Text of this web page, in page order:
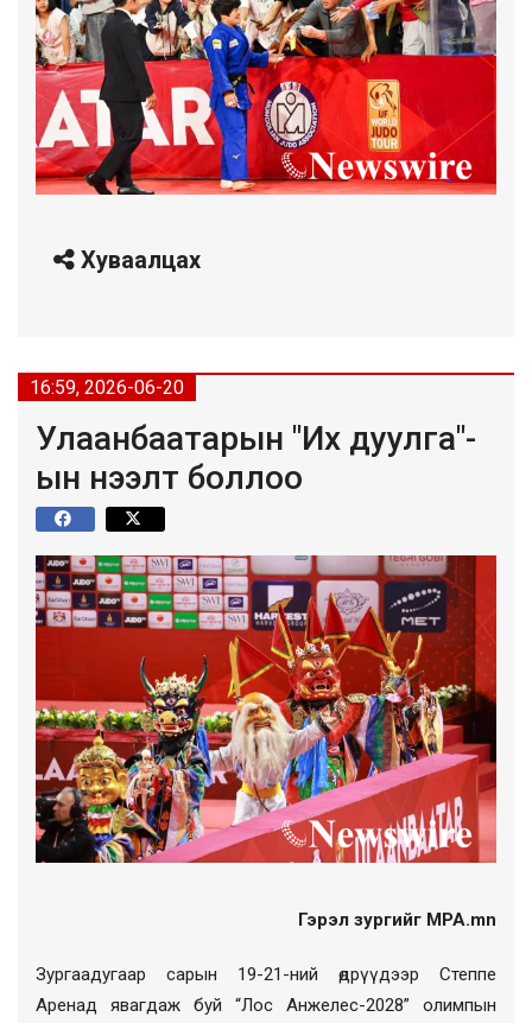
Хуваалцах
16:59, 2026-06-20
Улаанбаатарын "Их дуулга"-
ын нээлт боллоо
Гэрэл зургийг MPA.mn
Зургаадугаар сарын 19-21-ний өдрүүдээр Степпе
Аренад явагдаж буй “Лос Анжелес-2028” олимпын